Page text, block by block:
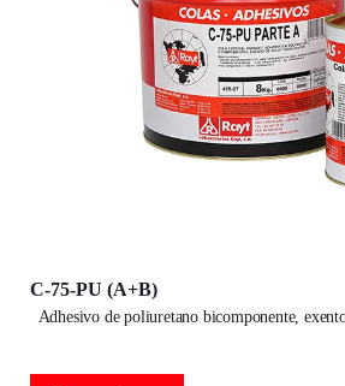
C-75-PU (A+B)
adhesivo de poliuretano bicomponente,